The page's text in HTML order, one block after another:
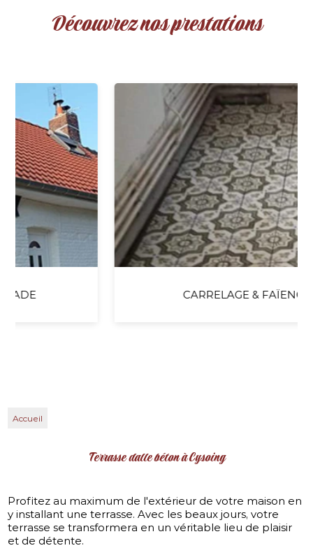
Découvrez nos prestations
CARRELAGE & FAÏENCE
Accueil
Terrasse dalle béton à Cysoing
Profitez au maximum de l'extérieur de votre maison en
y installant une terrasse. Avec les beaux jours, votre
terrasse se transformera en un véritable lieu de plaisir
et de détente.